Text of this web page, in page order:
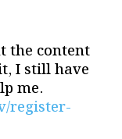
the content
I still have
me.
register-